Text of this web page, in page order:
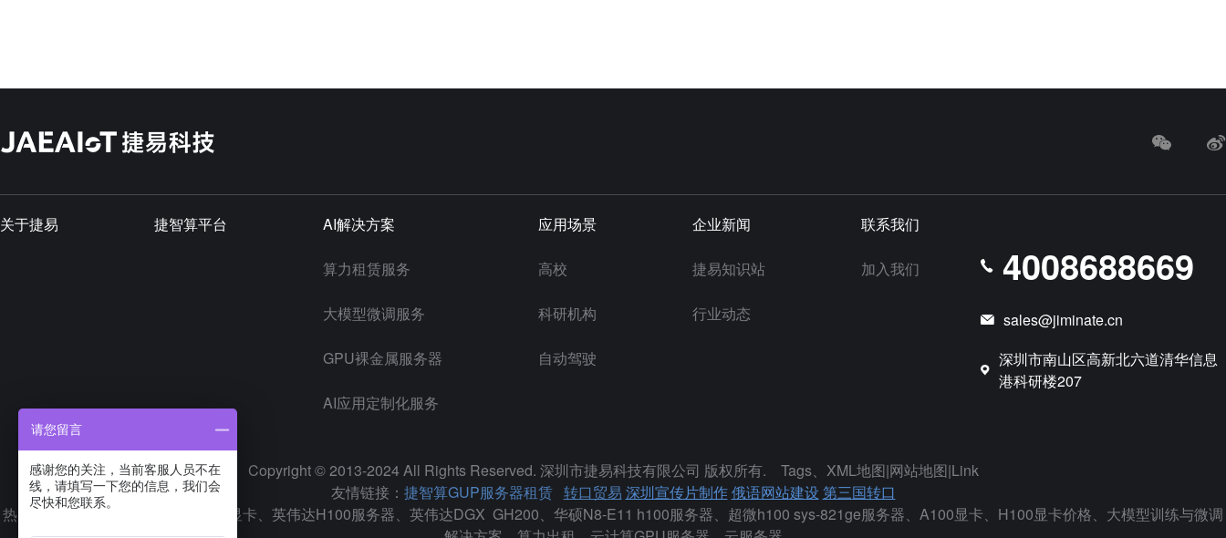
关于捷易 捷智算平台 AI解决方案
算力租赁服务
大模型微调服务
GPU裸金属服务器
AI应用定制化服务
应用场景
高校
科研机构
自动驾驶
企业新闻
捷易知识站
行业动态
联系我们
加入我们 4008688669
sales@jiminate.cn
深圳市南山区高新北六道清华信息
港科研楼207
Copyright © 2013-2024 All Rights Reserved. 深圳市捷易科技有限公司 版权所有. Tags、 XML地图|网站地图|Link
友情链接： 捷智算GUP服务器租赁 转口贸易 深圳宣传片制作俄语网站建设 第三国转口
热门搜索关键词：捷易科技、H100显卡、 英伟达H100服务器、英伟达DGX GH200、华硕N8-E11 h100服务器、超微h100 sys-821ge服务器、A100显卡、H100显卡价格、大模型训练与微调
请您留言
感谢您的关注，当前客服人员不在
线，请填写一下您的信息，我们会
尽快和您联系。